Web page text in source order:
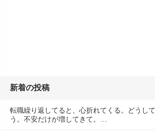
新着の投稿
転職繰り返してると、心折れてくる。どうし
う。不安だけが増してきて。…